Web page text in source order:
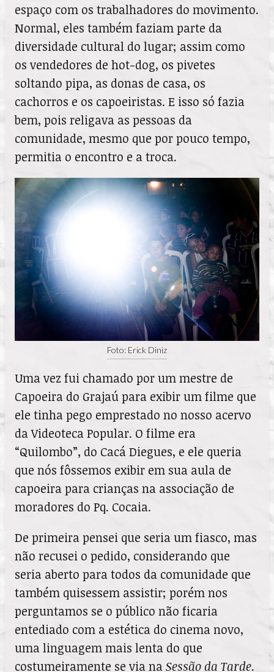
espaço com os trabalhadores do movimento.
Normal, eles também faziam parte da
diversidade cultural do lugar; assim como
os vendedores de hot-dog, os pivetes
soltando pipa, as donas de casa, os
cachorros e os capoeiristas. E isso só fazia
bem, pois religava as pessoas da
comunidade, mesmo que por pouco tempo,
permitia o encontro e a troca.
Foto: Erick Diniz
Uma vez fui chamado por um mestre de
Capoeira do Grajaú para exibir um filme que
ele tinha pego emprestado no nosso acervo
da Videoteca Popular. O filme era
“Quilombo”, do Cacá Diegues, e ele queria
que nós fôssemos exibir em sua aula de
capoeira para crianças na associação de
moradores do Pq. Cocaia.
De primeira pensei que seria um fiasco, mas
não recusei o pedido, considerando que
seria aberto para todos da comunidade que
também quisessem assistir; porém nos
perguntamos se o público não ficaria
entediado com a estética do cinema novo,
uma linguagem mais lenta do que
costumeiramente se via naSessão da Tarde.